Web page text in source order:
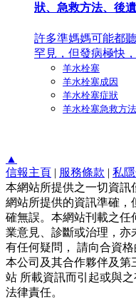
狀、急救方法、後
許多準媽媽可能都
罕見，但發病極快
羊水栓塞
羊水栓塞成因
羊水栓塞症狀
羊水栓塞急救方法
▲
信報主頁 | 服務條款 | 私
本網站所提供之一切資訊
網站所提供的資訊準確，
確無誤。本網站刊載之任
業意見、診斷或治理，亦
有任何疑問， 請向合資格
本公司及其合作夥伴及第
站 所載資訊而引起或與
法律責任。